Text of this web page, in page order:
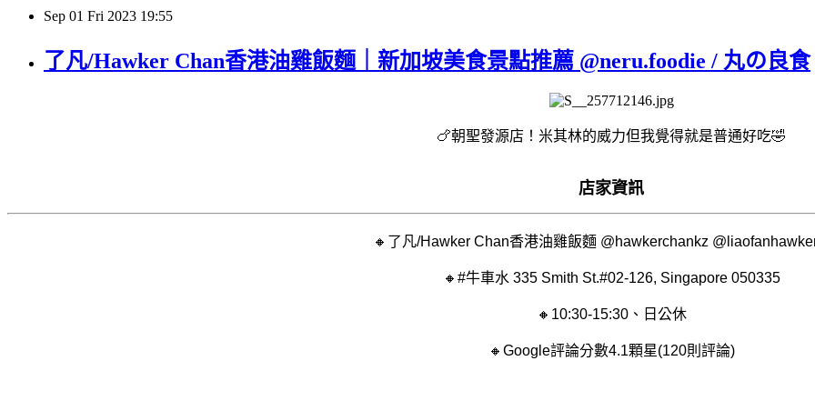
Sep 01 Fri 2023 19:55
了凡/Hawker Chan香港油雞飯麵｜新加坡美食景點推薦 @neru.foodie / 丸の良食
🍗朝聖發源店！米其林的威力但我覺得就是普通好吃🤣
店家資訊
🔸了凡/Hawker Chan香港油雞飯麵 @hawkerchankz
🔸#牛車水 335 Smith St.#02-126, Singapore 050335
🔸10:30-15:30、日公休
🔸Google評論分數4.1顆星(120則評論)